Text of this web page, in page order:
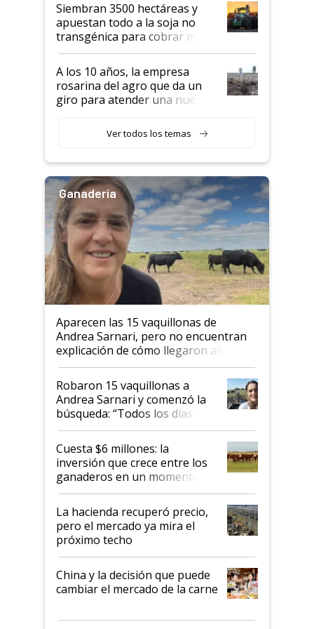
Siembran 3500 hectáreas y
apuestan todo a la soja no
transgénica para cobrar más
por tonelada: compraron un
semillero
A los 10 años, la empresa
rosarina del agro que da un
giro para atender una nueva
Ver todos los temas
Ganadería
Aparecen las 15 vaquillonas de
Andrea Sarnari, pero no encuentran
explicación de cómo llegaron allí
Robaron 15 vaquillonas a
Andrea Sarnari y comenzó la
búsqueda: “Todos los días le
toca a algún productor”
Cuesta $6 millones: la
inversión que crece entre los
ganaderos en un momento
histórico para la actividad
La hacienda recuperó precio,
pero el mercado ya mira el
próximo techo
China y la decisión que puede
cambiar el mercado de la carne